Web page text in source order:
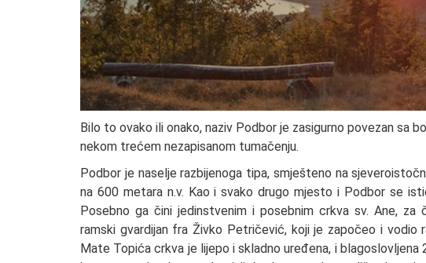
Bilo to ovako ili onako, naziv Podbor je zasigurno povezan sa
nekom trećem nezapisanom tumačenju.
Podbor je naselje razbijenoga tipa, smješteno na
na 600 metara n.v. Kao i svako drugo mjesto i Podbor se
Posebno ga čini jedinstvenim i posebnim crkva sv. Ane, za
ramski gvardijan fra Živko Petričević, koji je započeo i vodio
Mate Topića crkva je lijepo i skladno uređena, i